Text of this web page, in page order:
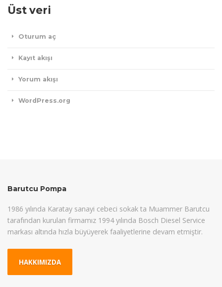
Üst veri
Oturum aç
Kayıt akışı
Yorum akışı
WordPress.org
Barutcu Pompa
1986 yılında Karatay sanayi cebeci sokak ta Muammer Barutcu
tarafından kurulan firmamız 1994 yılında Bosch Diesel Service
markası altında hızla büyüyerek faaliyetlerine devam etmiştir.
HAKKIMIZDA